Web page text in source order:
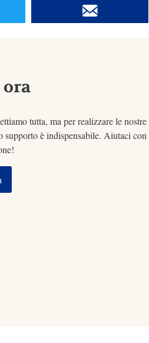
ora
tutta, ma per realizzare le nostre
supporto è indispensabile. Aiutaci con